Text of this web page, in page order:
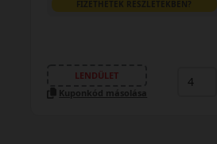
FIZETHETEK RÉSZLETEKBEN?
LENDÜLET
Kuponkód másolása